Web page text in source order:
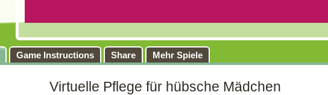
Game Instructions Share Mehr Spiele
Virtuelle Pflege für hübsche Mädchen